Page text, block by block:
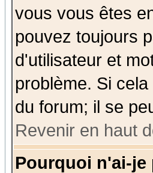
vous vous êtes
pouvez toujours
d'utilisateur et
problème. Si
du forum; il se
Revenir en haut
Pourquoi n'ai-je